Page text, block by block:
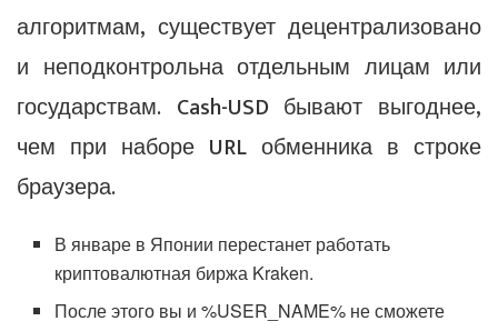
алгоритмам, существует децентрализовано
и неподконтрольна отдельным лицам или
государствам. Cash-USD бывают выгоднее,
чем при наборе URL обменника в строке
браузера.
В январе в Японии перестанет работать
криптовалютная биржа Kraken.
После этого вы и %USER_NAME% не сможете